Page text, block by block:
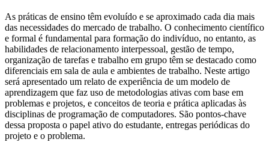
As práticas de ensino têm evoluído e se aproximado cada dia mais
das necessidades do mercado de trabalho. O conhecimento científico
e formal é fundamental para formação do indivíduo, no entanto, as
habilidades de relacionamento interpessoal, gestão de tempo,
organização de tarefas e trabalho em grupo têm se destacado como
diferenciais em sala de aula e ambientes de trabalho. Neste artigo
será apresentado um relato de experiência de um modelo de
aprendizagem que faz uso de metodologias ativas com base em
problemas e projetos, e conceitos de teoria e prática aplicadas às
disciplinas de programação de computadores. São pontos-chave
dessa proposta o papel ativo do estudante, entregas periódicas do
projeto e o problema.